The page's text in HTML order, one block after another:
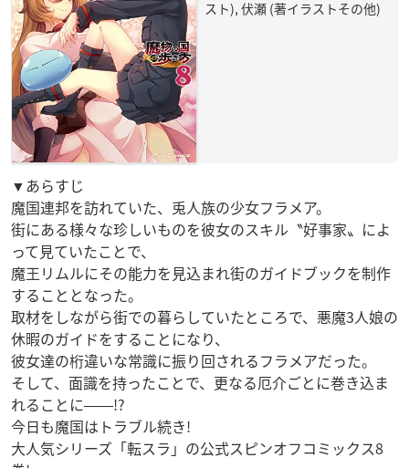
スト), 伏瀬 (著イラストその他)
▼あらすじ
魔国連邦を訪れていた、兎人族の少女フラメア。
街にある様々な珍しいものを彼女のスキル〝好事家〟によ
って見ていたことで、
魔王リムルにその能力を見込まれ街のガイドブックを制作
することとなった。
取材をしながら街での暮らしていたところで、悪魔3人娘の
休暇のガイドをすることになり、
彼女達の桁違いな常識に振り回されるフラメアだった。
そして、面識を持ったことで、更なる厄介ごとに巻き込ま
れることに――!?
今日も魔国はトラブル続き!
大人気シリーズ「転スラ」の公式スピンオフコミックス8